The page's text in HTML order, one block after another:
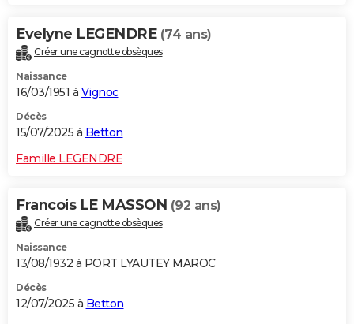
Evelyne LEGENDRE (74 ans)
Créer une cagnotte obsèques
Naissance
16/03/1951 à Vignoc
Décès
15/07/2025 à Betton
Famille LEGENDRE
Francois LE MASSON (92 ans)
Créer une cagnotte obsèques
Naissance
13/08/1932 à PORT LYAUTEY MAROC
Décès
12/07/2025 à Betton